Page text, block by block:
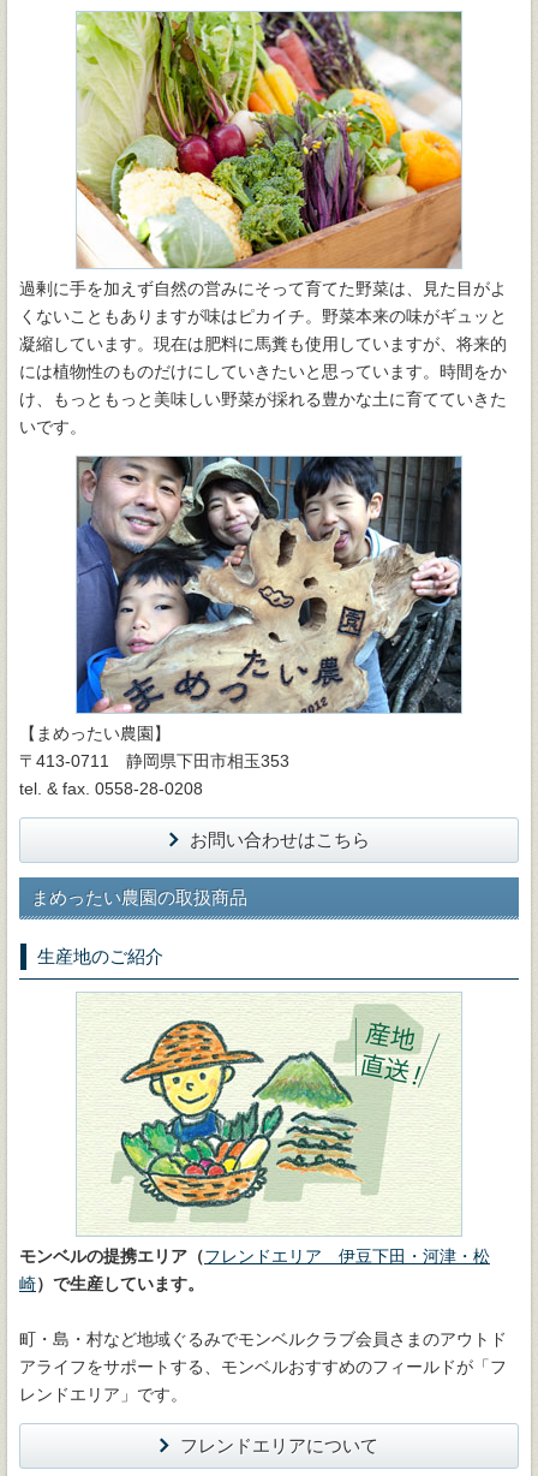
過剰に手を加えず自然の営みにそって育てた野菜は、見た目がよ
くないこともありますが味はピカイチ。野菜本来の味がギュッと
凝縮しています。現在は肥料に馬糞も使用していますが、将来的
には植物性のものだけにしていきたいと思っています。時間をか
け、もっともっと美味しい野菜が採れる豊かな土に育てていきた
いです。
【まめったい農園】
〒413-0711 静岡県下田市相玉353
tel. & fax. 0558-28-0208
お問い合わせはこちら
まめったい農園の取扱商品
生産地のご紹介
モンベルの提携エリア（フレンドエリア 伊豆下田・河津・松
崎）で生産しています。
町・島・村など地域ぐるみでモンベルクラブ会員さまのアウトド
アライフをサポートする、モンベルおすすめのフィールドが「フ
レンドエリア」です。
フレンドエリアについて